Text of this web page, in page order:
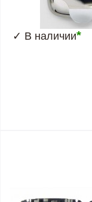
✓ В наличии*